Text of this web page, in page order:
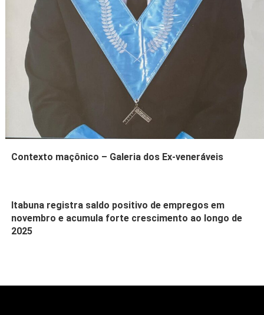
Contexto maçônico – Galeria dos Ex-veneráveis
Itabuna registra saldo positivo de empregos em
novembro e acumula forte crescimento ao longo de
2025